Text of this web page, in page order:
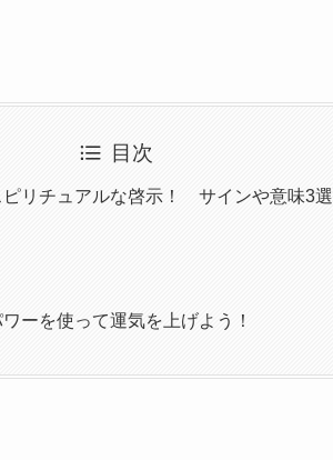
目次
ピリチュアルな啓示！ サインや意味3選
ーを使って運気を上げよう！